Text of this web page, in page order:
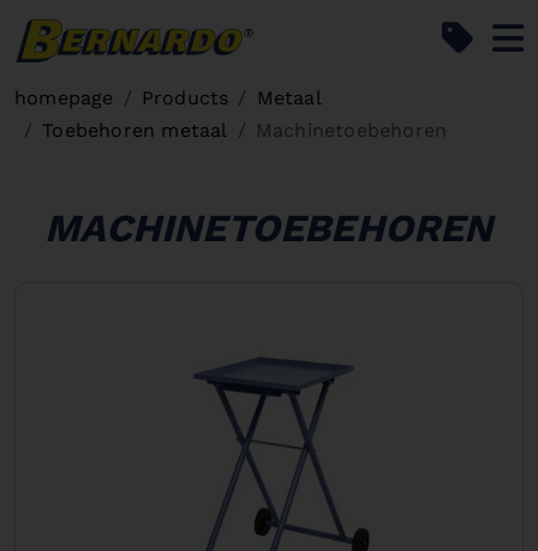
homepage Products
Metaal
Toebehoren metaal
Machinetoebehoren
MACHINETOEBEHOREN